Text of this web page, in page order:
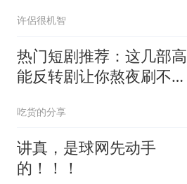
许侶很机智
热门短剧推荐：这几部高
能反转剧让你熬夜刷不
吃货的分享
讲真，是球网先动手
的！！！